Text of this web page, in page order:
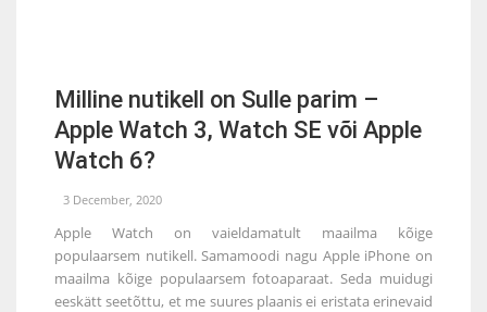
Milline nutikell on Sulle parim –
Apple Watch 3, Watch SE või Apple
Watch 6?
3 December, 2020
Apple Watch on vaieldamatult maailma kõige
populaarsem nutikell. Samamoodi nagu Apple iPhone on
maailma kõige populaarsem fotoaparaat. Seda muidugi
eeskätt seetõttu, et me suures plaanis ei eristata erinevaid